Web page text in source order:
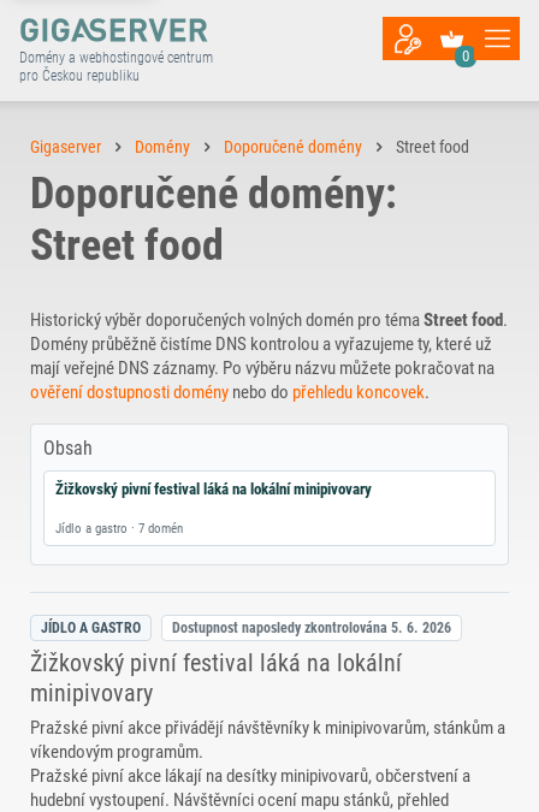
Domény a webhostingové centrum
pro Českou republiku
0
Gigaserver Domény Doporučené domény Street food
Doporučené domény:
Street food
Historický výběr doporučených volných domén pro témaStreet food.
Domény průběžně čistíme DNS kontrolou a vyřazujeme ty, které už
mají veřejné DNS záznamy. Po výběru názvu můžete pokračovat na
ověření dostupnosti domény nebo do přehledu koncovek.
Obsah
Žižkovský pivní festival láká na lokální minipivovary
Jídlo a gastro · 7 domén
JÍDLO A GASTRO Dostupnost naposledy zkontrolována 5. 6. 2026
Žižkovský pivní festival láká na lokální
minipivovary
Pražské pivní akce přivádějí návštěvníky k minipivovarům, stánkům a
víkendovým programům.
Pražské pivní akce lákají na desítky minipivovarů, občerstvení a
hudební vystoupení. Návštěvníci ocení mapu stánků, přehled